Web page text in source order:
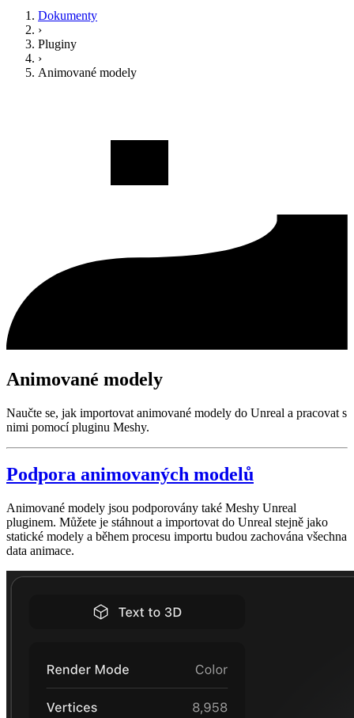
Dokumenty
›
Pluginy
›
Animované modely
Animované modely
Naučte se, jak importovat animované modely do Unreal a pracovat s
nimi pomocí pluginu Meshy.
Podpora animovaných modelů
Animované modely jsou podporovány také Meshy Unreal
pluginem. Můžete je stáhnout a importovat do Unreal stejně jako
statické modely a během procesu importu budou zachována všechna
data animace.